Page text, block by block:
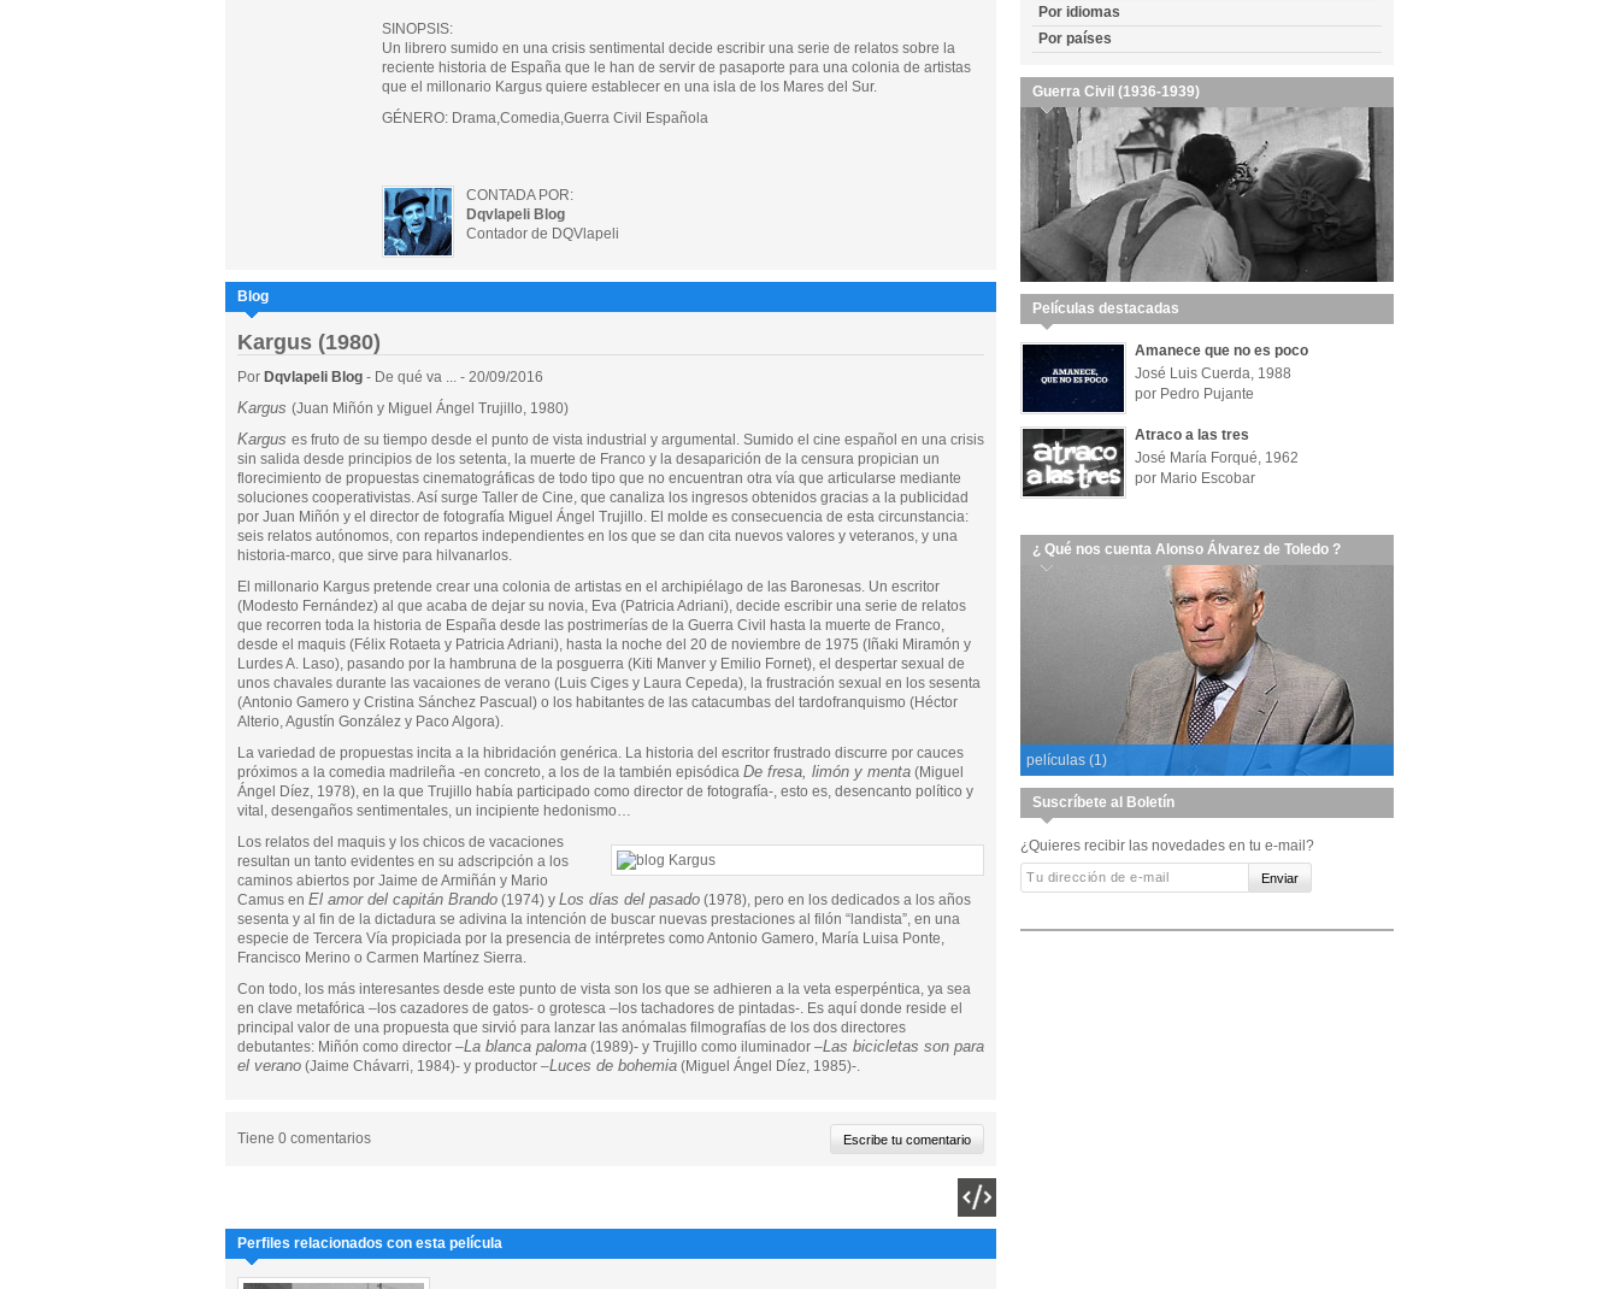
SINOPSIS:
Un librero sumido en una crisis sentimental decide escribir una serie de relatos sobre la
reciente historia de España que le han de servir de pasaporte para una colonia de artistas
que el millonario Kargus quiere establecer en una isla de los Mares del Sur.
GÉNERO: Drama,Comedia,Guerra Civil Española
CONTADA POR:
Dqvlapeli Blog
Contador de DQVlapeli
Blog
Kargus (1980)
Por Dqvlapeli Blog - De qué va ... - 20/09/2016
Kargus (Juan Miñón y Miguel Ángel Trujillo, 1980)
Kargus es fruto de su tiempo desde el punto de vista industrial y argumental. Sumido el cine español en una crisis
sin salida desde principios de los setenta, la muerte de Franco y la desaparición de la censura propician un
florecimiento de propuestas cinematográficas de todo tipo que no encuentran otra vía que articularse mediante
soluciones cooperativistas. Así surge Taller de Cine, que canaliza los ingresos obtenidos gracias a la publicidad
por Juan Miñón y el director de fotografía Miguel Ángel Trujillo. El molde es consecuencia de esta circunstancia:
seis relatos autónomos, con repartos independientes en los que se dan cita nuevos valores y veteranos, y una
historia-marco, que sirve para hilvanarlos.
El millonario Kargus pretende crear una colonia de artistas en el archipiélago de las Baronesas. Un escritor
(Modesto Fernández) al que acaba de dejar su novia, Eva (Patricia Adriani), decide escribir una serie de relatos
que recorren toda la historia de España desde las postrimerías de la Guerra Civil hasta la muerte de Franco,
desde el maquis (Félix Rotaeta y Patricia Adriani), hasta la noche del 20 de noviembre de 1975 (Iñaki Miramón y
Lurdes A. Laso), pasando por la hambruna de la posguerra (Kiti Manver y Emilio Fornet), el despertar sexual de
unos chavales durante las vacaiones de verano (Luis Ciges y Laura Cepeda), la frustración sexual en los sesenta
(Antonio Gamero y Cristina Sánchez Pascual) o los habitantes de las catacumbas del tardofranquismo (Héctor
Alterio, Agustín González y Paco Algora).
La variedad de propuestas incita a la hibridación genérica. La historia del escritor frustrado discurre por cauces
próximos a la comedia madrileña -en concreto, a los de la también episódica De fresa, limón y menta (Miguel
Ángel Díez, 1978), en la que Trujillo había participado como director de fotografía-, esto es, desencanto político y
vital, desengaños sentimentales, un incipiente hedonismo…
Los relatos del maquis y los chicos de vacaciones
resultan un tanto evidentes en su adscripción a los
caminos abiertos por Jaime de Armiñán y Mario
Camus en El amor del capitán Brando (1974) y Los días del pasado (1978), pero en los dedicados a los años
sesenta y al fin de la dictadura se adivina la intención de buscar nuevas prestaciones al filón “landista”, en una
especie de Tercera Vía propiciada por la presencia de intérpretes como Antonio Gamero, María Luisa Ponte,
Francisco Merino o Carmen Martínez Sierra.
Con todo, los más interesantes desde este punto de vista son los que se adhieren a la veta esperpéntica, ya sea
en clave metafórica –los cazadores de gatos- o grotesca –los tachadores de pintadas-. Es aquí donde reside el
principal valor de una propuesta que sirvió para lanzar las anómalas filmografías de los dos directores
debutantes: Miñón como director –La blanca paloma (1989)- y Trujillo como iluminador –Las bicicletas son para
el verano (Jaime Chávarri, 1984)- y productor –Luces de bohemia (Miguel Ángel Díez, 1985)-.
Tiene 0 comentarios
Perfiles relacionados con esta película
Por idiomas
Por países
Guerra Civil (1936-1939)
Películas destacadas
Amanece que no es poco
José Luis Cuerda, 1988
por Pedro Pujante
Atraco a las tres
José María Forqué, 1962
por Mario Escobar
¿ Qué nos cuenta Alonso Álvarez de Toledo ?
películas (1)
Suscríbete al Boletín
¿Quieres recibir las novedades en tu e-mail?